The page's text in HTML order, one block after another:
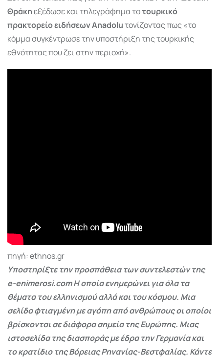
Θράκηεξέδωσε και τηλεγράφημα τοτουρκικό
πρακτορείο ειδήσεων Anadoluτονίζοντας πως «το
κόμμα συγκέντρωσε την υποστήριξη της τουρκικής
εθνότητας που ζει στην περιοχή».
πηγή: ethnos.gr
Υποστηρίξτε την προσπάθεια των συντελεστών της
e-enimerosi.com Η οποία ενημερώνει για όλα τα
θέματα του ελληνισμού αλλά και του κόσμου. Μια
σελίδα φτιαγμένη με αγάπη από ανθρώπους οι οποίοι
βρίσκονται σε διάφορα σημεία της Ευρώπης. Μιας
ιστοσελίδα της διασποράς με έδρα την Γερμανία και
το κρατίδιο της Βόρειας Ρηνανίας-Βεστφαλίας. Κάντε